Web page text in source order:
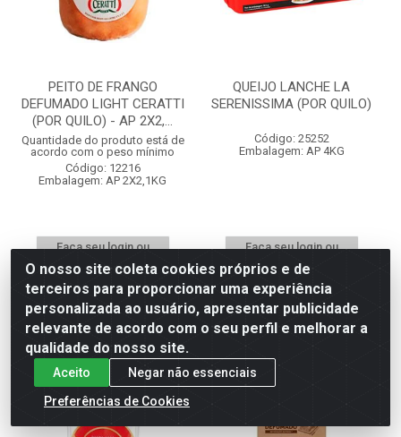
PEITO DE FRANGO
DEFUMADO LIGHT CERATTI
(POR QUILO) - AP 2X2,...
Quantidade do produto está de
acordo com o peso mínimo
Código: 12216
Embalagem: AP 2X2,1KG
Faça seu login ou
cadastre-se para
ver preços e
comprar
QUEIJO LANCHE LA
SERENISSIMA (POR QUILO)
Código: 25252
Embalagem: AP 4KG
Faça seu login ou
cadastre-se para
ver preços e
comprar
O nosso site coleta cookies próprios e de
terceiros para proporcionar uma experiência
personalizada ao usuário, apresentar publicidade
relevante de acordo com o seu perfil e melhorar a
qualidade do nosso site.
Aceito
Negar não essenciais
Preferências de Cookies